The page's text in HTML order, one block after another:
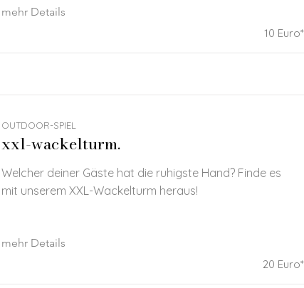
mehr Details
10 Euro*
OUTDOOR-SPIEL
xxl-wackelturm.
Welcher deiner Gäste hat die ruhigste Hand? Finde es
mit unserem XXL-Wackelturm heraus!
mehr Details
20 Euro*